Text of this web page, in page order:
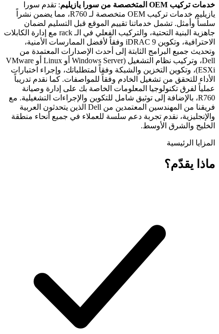
خدمات تركيب OEM المتخصصة من سورا يازيليم
: تقدم سورا
يازيليم خدمات تركيب OEM متخصصة لـ R760، مما يضمن نشراً
سلساً وأمثل. تشمل خدماتنا تقييم الموقع قبل التسليم لضمان
جاهزية البنية التحتية، والتركيب الفعلي في الـ rack مع إدارة الكابلات
الاحترافية، وتكوين iDRAC 9 وفقاً لأفضل الممارسات الأمنية،
وتحديث جميع البرامج الثابتة إلى أحدث الإصدارات المعتمدة من
Dell، وتركيب نظام التشغيل (Windows Server أو Linux أو VMware
ESXi)، وتكوين التخزين والشبكة وفقاً لمتطلباتك، وإجراء اختبارات
الأداء للتحقق من تشغيل الخادم وفقاً للمواصفات. كما نقدم تدريباً
عملياً لفرق تكنولوجيا المعلومات الخاصة بك على إدارة وصيانة
R760، بالإضافة إلى توثيق شامل للتكوين والإجراءات التشغيلية. مع
فريقنا من المهندسين المعتمدين من Dell الذين يتحدثون العربية
والإنجليزية، نقدم تجربة دعم سلسة للعملاء في جميع أنحاء منطقة
الخليج والشرق الأوسط.
المزايا الرئيسية
ماذا يقدّم؟